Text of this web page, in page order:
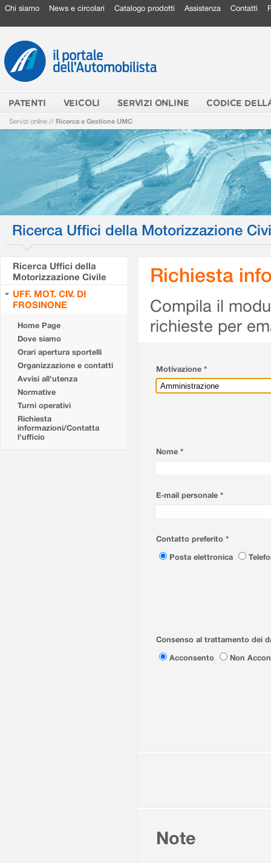
Chi siamo News e circolari Catalogo prodotti Assistenza Contatti
PATENTI VEICOLI SERVIZI ONLINE CODICE
Servizi online // Ricerca e Gestione UMC
Ricerca Uffici della Motorizzazione
Ricerca Uffici della
Motorizzazione Civile
UFF. MOT. CIV. DI
FROSINONE
Home Page
Dove siamo
Orari apertura sportelli
Organizzazione e contatti
Avvisi all'utenza
Normative
Turni operativi
Richiesta
informazioni/Contatta
l'ufficio
Richiesta
Compila il
richieste per
Motivazione *
Nome *
E-mail personale *
Contatto preferito *
Posta elettronica
Consenso al trattamento dei
Acconsento
Non
Note